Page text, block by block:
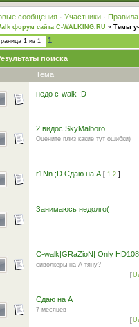
сообщения · Участники ·
форум сайта C-WALKING.RU » Темы
1 из 1 1
поиска
Тема
недо c-walk :D
2 видос SkyMalboro
Оцените плиз какие тут ошибки)
r1Nn ;D Сдаю на А [ 1 2 ]
Занимаюсь недолго(
.
C-walk|GRaZioN| Only
сиволкеры на А тяну?
[
Сдаю на А
7 месяцев
[